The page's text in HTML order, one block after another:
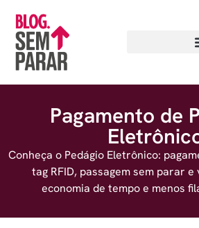
Pagamento de
Conheça o Pedágio Eletrônico:
tag RFID, passagem sem parar
economia de tempo e menos